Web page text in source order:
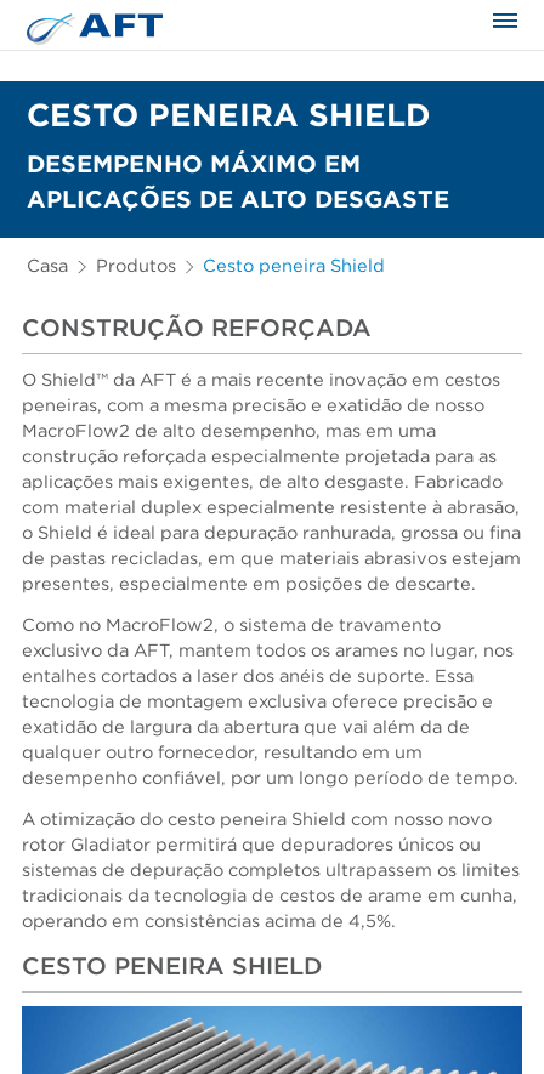
CESTO PENEIRA SHIELD
DESEMPENHO MÁXIMO EM
APLICAÇÕES DE ALTO DESGASTE
Casa Produtos Cesto peneira Shield
CONSTRUÇÃO REFORÇADA
O Shield™ da AFT é a mais recente inovação em cestos
peneiras, com a mesma precisão e exatidão de nosso
MacroFlow2 de alto desempenho, mas em uma
construção reforçada especialmente projetada para as
aplicações mais exigentes, de alto desgaste. Fabricado
com material duplex especialmente resistente à abrasão,
o Shield é ideal para depuração ranhurada, grossa ou fina
de pastas recicladas, em que materiais abrasivos estejam
presentes, especialmente em posições de descarte.
Como no MacroFlow2, o sistema de travamento
exclusivo da AFT, mantem todos os arames no lugar, nos
entalhes cortados a laser dos anéis de suporte. Essa
tecnologia de montagem exclusiva oferece precisão e
exatidão de largura da abertura que vai além da de
qualquer outro fornecedor, resultando em um
desempenho confiável, por um longo período de tempo.
A otimização do cesto peneira Shield com nosso novo
rotor Gladiator permitirá que depuradores únicos ou
sistemas de depuração completos ultrapassem os limites
tradicionais da tecnologia de cestos de arame em cunha,
operando em consistências acima de 4,5%.
CESTO PENEIRA SHIELD